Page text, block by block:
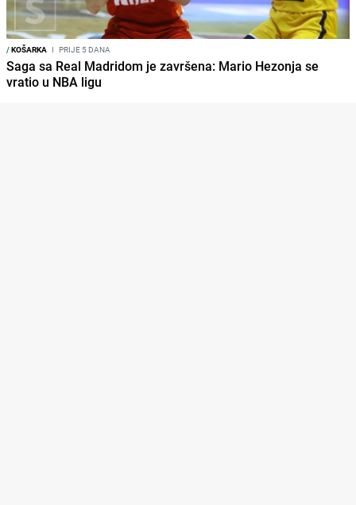
/KOŠARKA I PRIJE 5 DANA
Saga sa Real Madridom je završena: Mario Hezonja se
vratio u NBA ligu